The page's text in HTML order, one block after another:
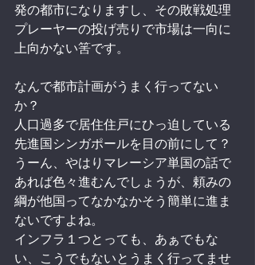
発の都市になりますし、その敗戦処理
プレーヤーの投げ売りで市場は一向に
上向かない筈です。
なんで都市計画がうまく行ってない
か？
人口過多で居住住戸にひっ迫している
先進国シンガポールを目の前にして？
うーん、やはりマレーシア単国の話で
あれば色々進むんでしょうが、頼みの
綱が他国ってなかなかそう簡単に進ま
ないですよね。
インフラ１つとっても、あぁでもな
い、こうでもないとうまく行ってませ